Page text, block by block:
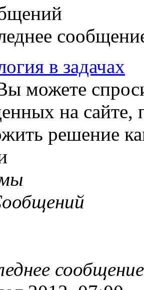
в задачах
можете
на сайте,
решение
сообщение